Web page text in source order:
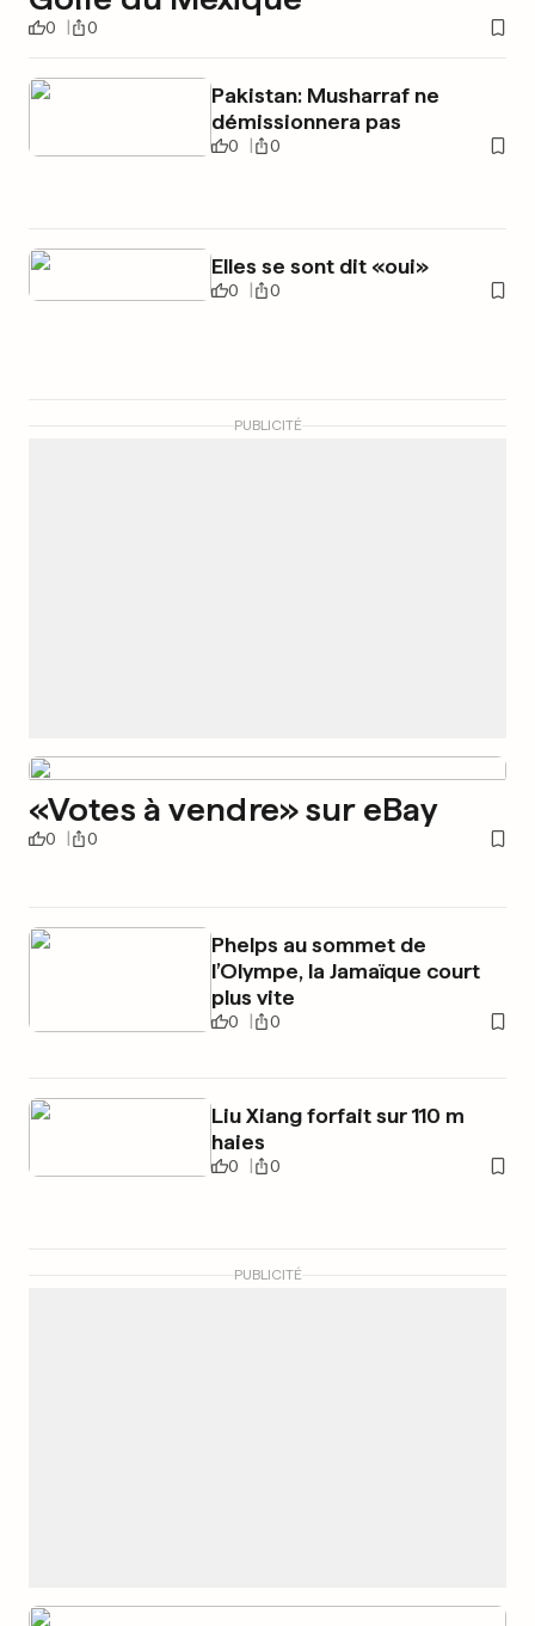
0 0
Pakistan: Musharraf ne
démissionnera pas
0 0
Elles se sont dit «oui»
0 0
PUBLICITÉ
«Votes à vendre» sur eBay
0 0
Phelps au sommet de
l’Olympe, la Jamaïque court
plus vite
0 0
Liu Xiang forfait sur 110 m
haies
0 0
PUBLICITÉ